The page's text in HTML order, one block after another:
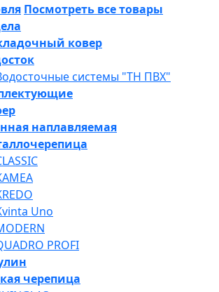
Посмотреть все товары
ковер
системы "ТН ПВХ"
наплавляемая
Uno
PROFI
черепица